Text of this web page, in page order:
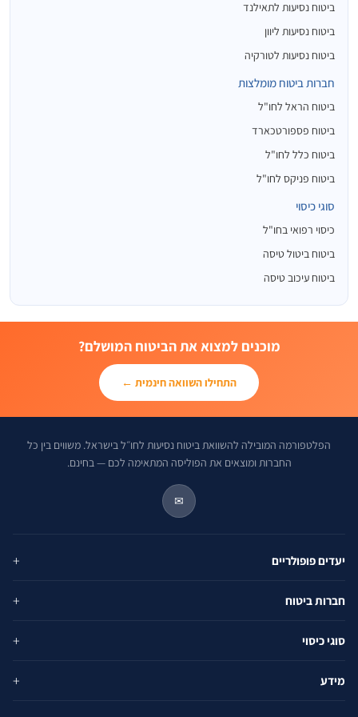
ביטוח נסיעות לתאילנד
ביטוח נסיעות ליוון
ביטוח נסיעות לטורקיה
חברות ביטוח מומלצות
ביטוח הראל לחו"ל
ביטוח פספורטכארד
ביטוח כלל לחו"ל
ביטוח פניקס לחו"ל
סוגי כיסוי
כיסוי רפואי בחו"ל
ביטוח ביטול טיסה
ביטוח עיכוב טיסה
מוכנים למצוא את הביטוח המושלם?
התחילו השוואה חינמית ←
הפלטפורמה המובילה להשוואת ביטוח נסיעות לחו״ל בישראל. משווים בין כל
החברות ומוצאים את הפוליסה המתאימה לכם — בחינם.
✉
יעדים פופולריים
תאילנד
ספרד
חברות ביטוח
כלל
סוגי כיסוי
מידע